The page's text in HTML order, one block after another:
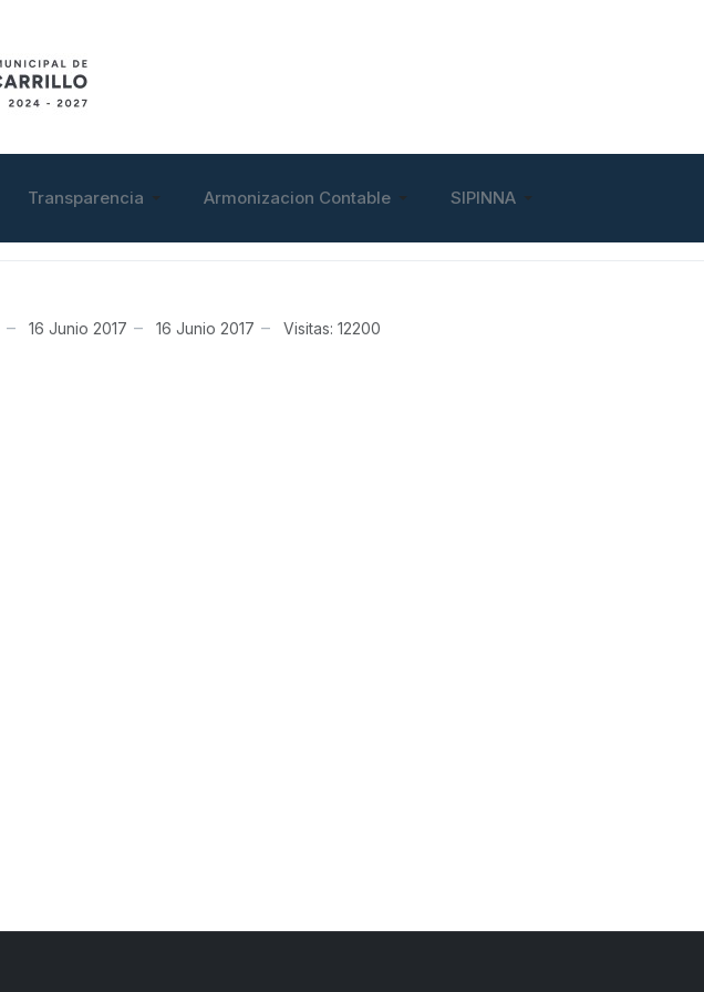
Transparencia Armonizacion Contable SIPINNA
16 Junio 2017 16 Junio 2017 Visitas: 12200